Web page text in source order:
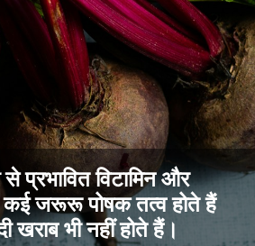
प्रभावित विटामिन और
कई जरूरू पोषक तत्व होते हैं
खराब भी नहीं होते हैं।